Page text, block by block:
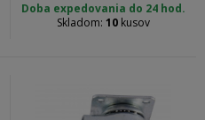
Doba expedovania do 24 hod.
Skladom: 10 kusov